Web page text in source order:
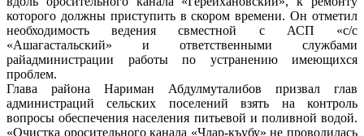
которого должны приступить в скором времени. Он отметил
необходимость ведения свместной с АСП «с/с
«Ашагастальский» и ответственными службами
райадминистрации работы по устранению имеющихся
проблем.
Глава района Нариман Абдулмуталибов призвал глав
администраций сельских поселений взять на контроль
вопросы обеспечения населения питьевой и поливной водой.
«Очистка оросительного канала «Члар-къубу» не проводилась